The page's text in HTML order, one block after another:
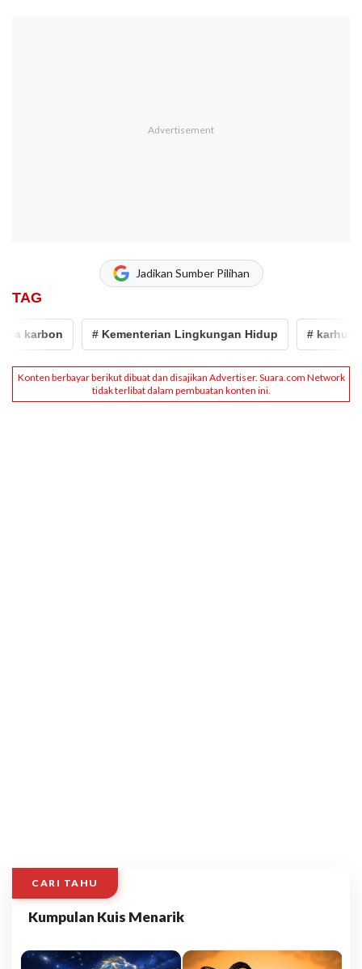
Jadikan Sumber Pilihan
TAG
karbon # Kementerian Lingkungan Hidup # karhutla
CARI TAHU
Kumpulan Kuis Menarik